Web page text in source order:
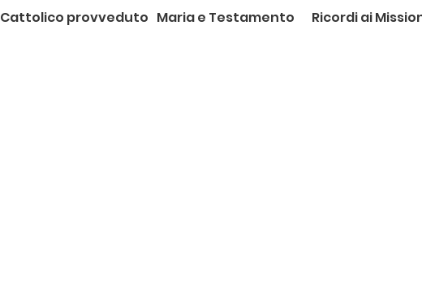
Cattolico provveduto Maria e Testamento Ricordi ai